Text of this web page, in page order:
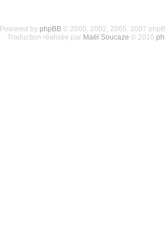
Powered by phpBB© 2000, 2002, 2005, 2007
Traduction réalisée par Maël Soucaze © 2010